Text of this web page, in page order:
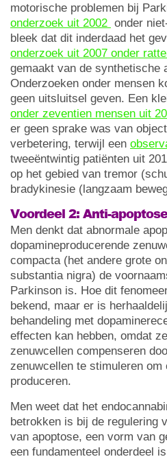
motorische problemen bij
onderzoek uit 2002 onder
bleek dat dit inderdaad het
onderzoek uit 2007 onder
gemaakt van de synthetische
Onderzoeken onder mensen
geen uitsluitsel geven. Een
onder zeventien mensen uit
er geen sprake was van
verbetering, terwijl een
tweeëntwintig patiënten uit
op het gebied van tremor
bradykinesie (langzaam
Voordeel 2: Anti-apoptose
Men denkt dat abnormale
dopamineproducerende
compacta (het andere grote
substantia nigra) de
Parkinson is. Hoe dit
bekend, maar er is
behandeling met
effecten kan hebben, omdat
zenuwcellen compenseren
zenuwcellen te stimuleren om
produceren.
Men weet dat het
betrokken is bij de regulering
van apoptose, een vorm van
een fundamenteel onderdeel